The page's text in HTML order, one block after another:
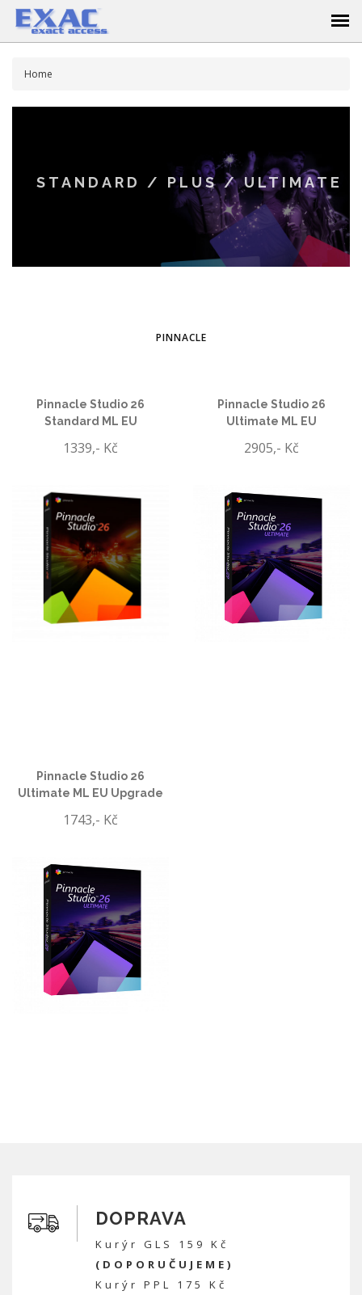
Home
STANDARD / PLUS / ULTIMATE
PINNACLE
Pinnacle Studio 26
Standard ML EU
1339,- Kč
Pinnacle Studio 26
Ultimate ML EU
2905,- Kč
Pinnacle Studio 26
Ultimate ML EU Upgrade
1743,- Kč
DOPRAVA
Kurýr GLS 159 Kč
(DOPORUČUJEME)
Kurýr PPL 175 Kč